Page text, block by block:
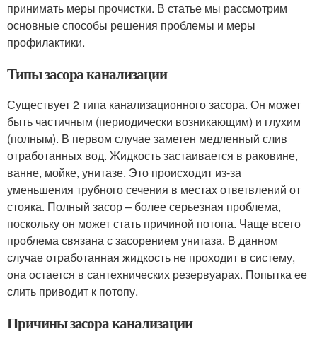
принимать меры прочистки. В статье мы рассмотрим
основные способы решения проблемы и меры
профилактики.
Типы засора канализации
Существует 2 типа канализационного засора. Он может
быть частичным (периодически возникающим) и глухим
(полным). В первом случае заметен медленный слив
отработанных вод. Жидкость застаивается в раковине,
ванне, мойке, унитазе. Это происходит из-за
уменьшения трубного сечения в местах ответвлений от
стояка. Полный засор – более серьезная проблема,
поскольку он может стать причиной потопа. Чаще всего
проблема связана с засорением унитаза. В данном
случае отработанная жидкость не проходит в систему,
она остается в сантехнических резервуарах. Попытка ее
слить приводит к потопу.
Причины засора канализации